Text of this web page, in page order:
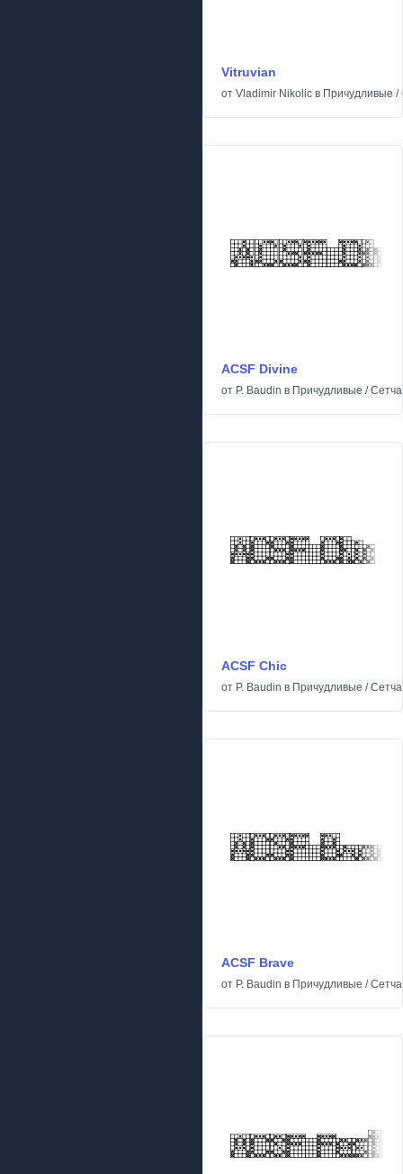
Vitruvian
от Vladimir Nikolic в Причудливые /
ACSF Divine
от P. Baudin в Причудливые /
ACSF Chic
от P. Baudin в Причудливые /
ACSF Brave
от P. Baudin в Причудливые /